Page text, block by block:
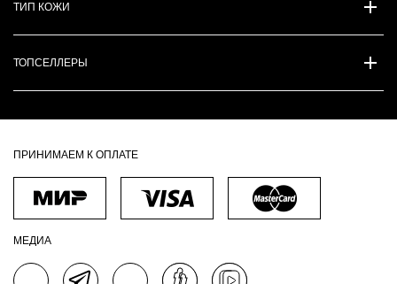
ТИП КОЖИ
ТОПСЕЛЛЕРЫ
ПРИНИМАЕМ К ОПЛАТЕ
МЕДИА